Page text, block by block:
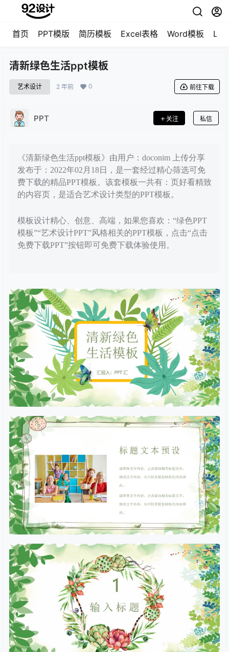
首页 PPT模版 简历模板 Excel表格 Word模板
清新绿色生活ppt模板
艺术设计 2 年前 0 前往下载
PPT 关注 私信
《清新绿色生活ppt模板》由用户：doconim 上传分享
发布于：2022年02月18日，是一套经过精心筛选可免
费下载的精品PPT模板。该套模板一共有：页好看精致
的内容页，是适合艺术设计类型的PPT模板。
模板设计精心、创意、高端，如果您喜欢：“绿色PPT
模板”“艺术设计PPT”风格相关的PPT模板，点击“点击
免费下载PPT”按钮即可免费下载体验使用。